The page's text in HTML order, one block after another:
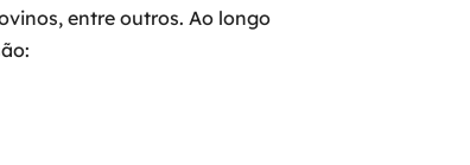
entre outros. Ao longo